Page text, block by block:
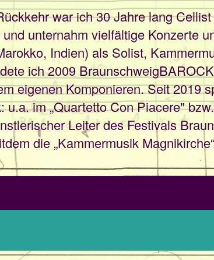
war ich 30 Jahre lang
unternahm vielfältige Konzerte
Indien) als Solist,
ich 2009
eigenen Komponieren. Seit 2019
u.a. im „Quartetto Con Piacere"
Leiter des Festivals
die „Kammermusik